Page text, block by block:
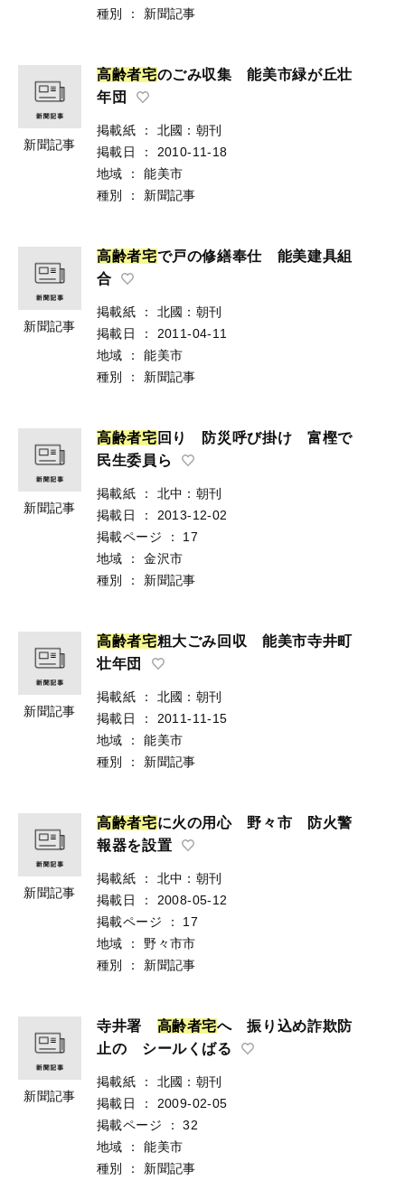
種別
： 新聞記事
新聞記事
高齢者宅のごみ収集 能美市緑が丘壮
年団
掲載紙 ：
北國：朝刊
掲載日
：
2010-11-18
地域
：
能美市
種別
： 新聞記事
新聞記事
高齢者宅で戸の修繕奉仕 能美建具組
合
掲載紙 ：
北國：朝刊
掲載日
：
2011-04-11
地域
：
能美市
種別
： 新聞記事
新聞記事
高齢者宅 回り 防災呼び掛け 富樫で
民生委員ら
掲載紙 ：
北中：朝刊
掲載日
：
2013-12-02
掲載ページ
：
17
地域
：
金沢市
種別
： 新聞記事
新聞記事
高齢者宅粗大ごみ回収 能美市寺井町
壮年団
掲載紙 ：
北國：朝刊
掲載日
：
2011-11-15
地域
：
能美市
種別
： 新聞記事
新聞記事
高齢者宅に火の用心 野々市 防火警
報器を設置
掲載紙 ：
北中：朝刊
掲載日
：
2008-05-12
掲載ページ
：
17
地域
：
野々市市
種別
： 新聞記事
新聞記事
寺井署 高齢者宅へ 振り込め詐欺防
止の シールくばる
掲載紙 ：
北國：朝刊
掲載日
：
2009-02-05
掲載ページ
：
32
地域
：
能美市
種別
： 新聞記事